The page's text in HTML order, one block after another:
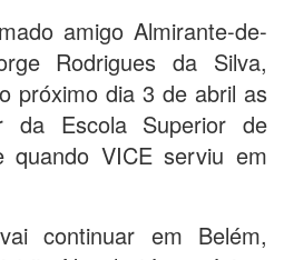
amigo Almirante-de-
Rodrigues da Silva,
próximo dia 3 de abril as
da Escola Superior de
quando VICE serviu em
continuar em Belém,